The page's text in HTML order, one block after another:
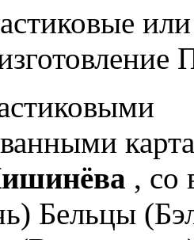
, со
Бельцы